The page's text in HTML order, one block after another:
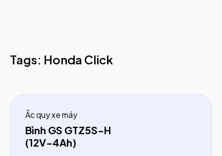
Tags: Honda Click
Ắc quy xe máy
Bình GS GTZ5S-H
(12V-4Ah)